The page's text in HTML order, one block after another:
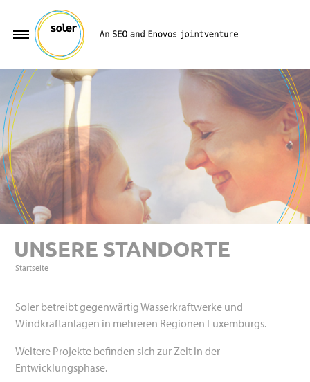
UNSERE STANDORTE
Startseite
Soler betreibt gegenwärtig Wasserkraftwerke und
Windkraftanlagen in mehreren Regionen Luxemburgs.
Weitere Projekte befinden sich zur Zeit in der
Entwicklungsphase.